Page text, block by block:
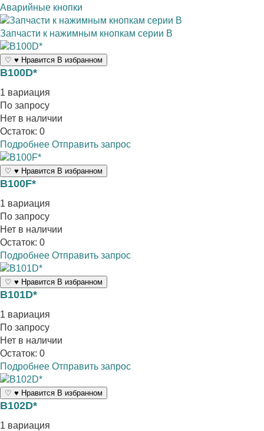
Аварийные кнопки
Запчасти к нажимным кнопкам серии B
♡ ♥ Нравится В избранном
B100D*
1 вариация
По запросу
Нет в наличии
Остаток: 0
Подробнее Отправить запрос
♡ ♥ Нравится В избранном
B100F*
1 вариация
По запросу
Нет в наличии
Остаток: 0
Подробнее Отправить запрос
♡ ♥ Нравится В избранном
B101D*
1 вариация
По запросу
Нет в наличии
Остаток: 0
Подробнее Отправить запрос
♡ ♥ Нравится В избранном
B102D*
1 вариация